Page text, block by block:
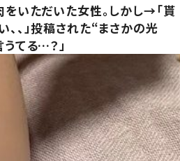
いただいた女性。しかし→「貰
、、」投稿された“まさかの光
てる…？」